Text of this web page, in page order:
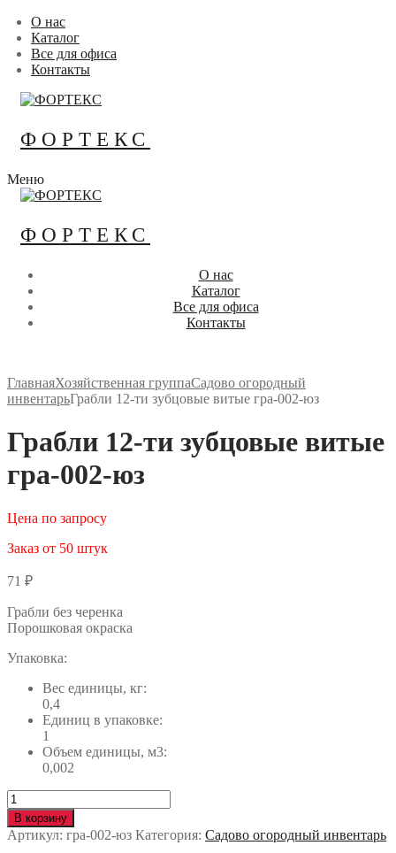
Перейти
содержимому
Меню
Закрыть
О нас
Каталог
Все для офиса
Контакты
ФОРТЕКС
Меню
ФОРТЕКС
О нас
Каталог
Все для офиса
Контакты
ГлавнаяХозяйственная группаСадово огородный
инвентарьГрабли 12-ти зубцовые витые гра-002-юз
Грабли 12-ти зубцовые витые
гра-002-юз
Цена по запросу
Заказ от 50 штук
71 ₽
Грабли без черенка
Порошковая окраска
Упаковка:
Вес единицы, кг:
0,4
Единиц в упаковке:
1
Объем единицы, м3:
0,002
Количество
Грабли
12-
ти
В корзину
Артикул: гра-002-юз Категория: Садово огородный инвентарь